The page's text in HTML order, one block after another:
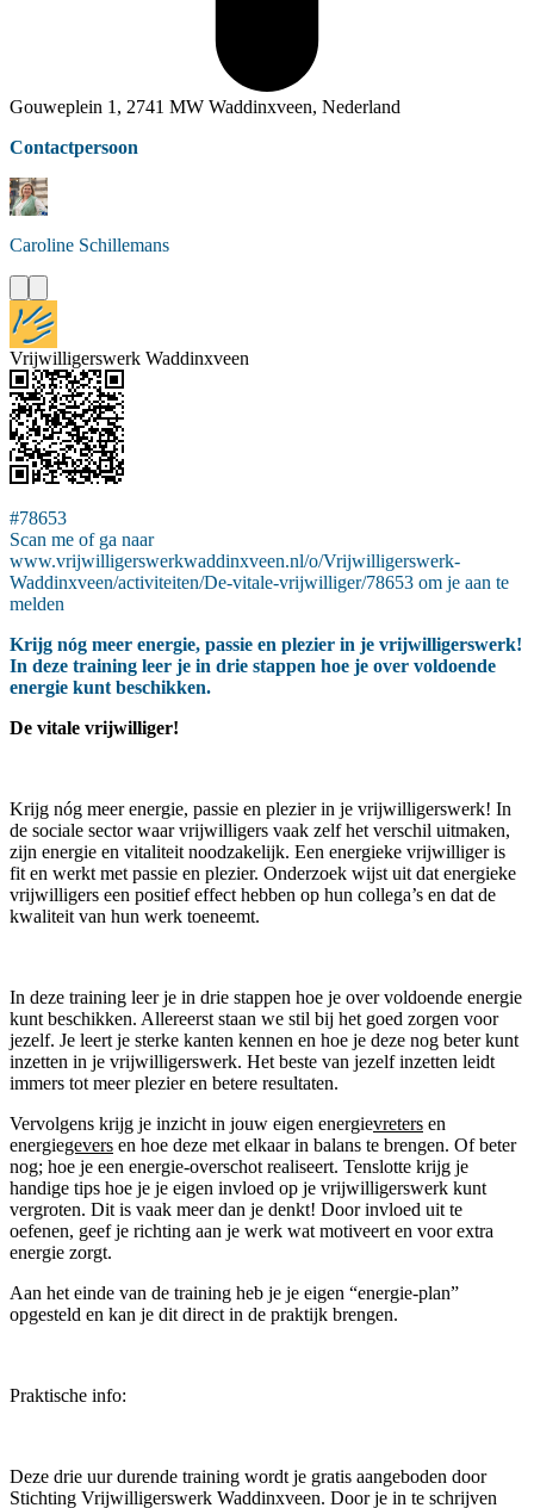
Gouweplein 1, 2741 MW Waddinxveen, Nederland
Contactpersoon
Caroline Schillemans
Vrijwilligerswerk Waddinxveen
#78653
Scan me of ga naar
www.vrijwilligerswerkwaddinxveen.nl/o/Vrijwilligerswerk-
Waddinxveen/activiteiten/De-vitale-vrijwilliger/78653 om je aan te
melden
Krijg nóg meer energie, passie en plezier in je vrijwilligerswerk!
In deze training leer je in drie stappen hoe je over voldoende
energie kunt beschikken.
De vitale vrijwilliger!
Krijg nóg meer energie, passie en plezier in je vrijwilligerswerk! In
de sociale sector waar vrijwilligers vaak zelf het verschil uitmaken,
zijn energie en vitaliteit noodzakelijk. Een energieke vrijwilliger is
fit en werkt met passie en plezier. Onderzoek wijst uit dat energieke
vrijwilligers een positief effect hebben op hun collega’s en dat de
kwaliteit van hun werk toeneemt.
In deze training leer je in drie stappen hoe je over voldoende energie
kunt beschikken. Allereerst staan we stil bij het goed zorgen voor
jezelf. Je leert je sterke kanten kennen en hoe je deze nog beter kunt
inzetten in je vrijwilligerswerk. Het beste van jezelf inzetten leidt
immers tot meer plezier en betere resultaten.
Vervolgens krijg je inzicht in jouw eigen energievreters en
energiegevers en hoe deze met elkaar in balans te brengen. Of beter
nog; hoe je een energie-overschot realiseert. Tenslotte krijg je
handige tips hoe je je eigen invloed op je vrijwilligerswerk kunt
vergroten. Dit is vaak meer dan je denkt! Door invloed uit te
oefenen, geef je richting aan je werk wat motiveert en voor extra
energie zorgt.
Aan het einde van de training heb je je eigen “energie-plan”
opgesteld en kan je dit direct in de praktijk brengen.
Praktische info:
Deze drie uur durende training wordt je gratis aangeboden door
Stichting Vrijwilligerswerk Waddinxveen. Door je in te schrijven